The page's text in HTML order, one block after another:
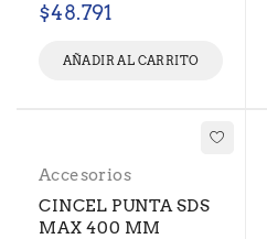
$48.791
AÑADIR AL CARRITO
Accesorios
CINCEL PUNTA SDS
MAX 400 MM